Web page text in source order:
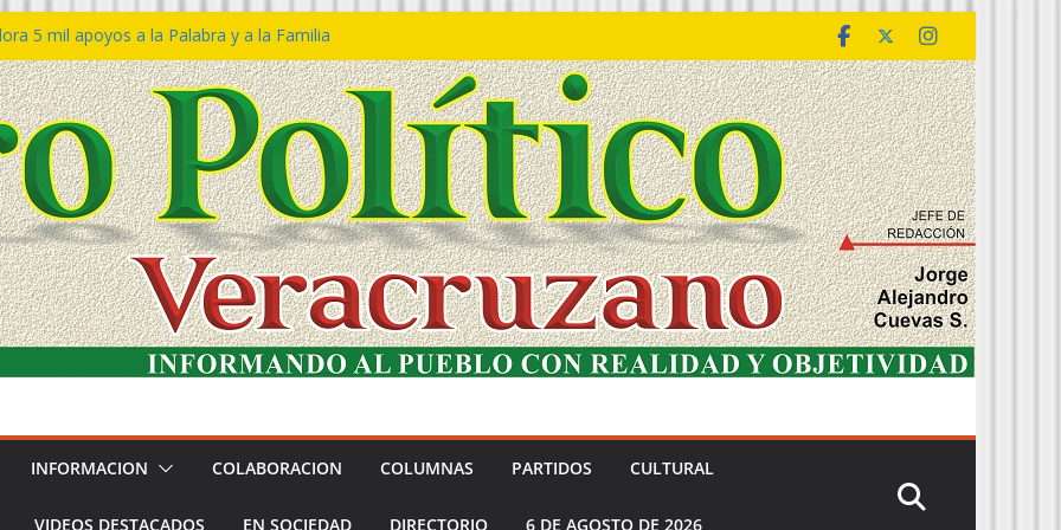
5 mil apoyos a la Palabra y a la Familia
Declaraciones de Procedencia en contra
𝙂𝙤𝙗𝙞𝙚𝙧𝙣𝙤 𝙙𝙚𝙡 𝙀𝙨𝙩𝙖𝙙𝙤 𝙖 𝙙𝙞𝙨𝙛𝙧𝙪𝙩𝙖𝙧
𝙙𝙚𝙡 𝙈𝙖𝙧 𝙚𝙣 𝘾𝙤𝙖𝙩𝙯𝙖𝙘𝙤𝙖𝙡𝙘𝙤𝙨
de policías con vocación de servicio y
SSP
rechaza acusaciones y asegura que
solicitud de desafuero
INFORMACION COLABORACION COLUMNAS PARTIDOS CULTURAL
VIDEOS DESTACADOS EN SOCIEDAD DIRECTORIO 6 DE AGOSTO DE 2026